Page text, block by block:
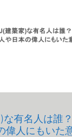
な有名人は誰
偉人にもいた